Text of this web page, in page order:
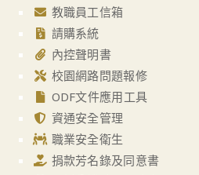
教職員工信箱
請購系統
內控聲明書
校園網路問題報修
ODF文件應用工具
資通安全管理
職業安全衛生
捐款芳名錄及同意書